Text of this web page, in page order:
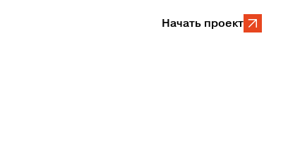
Начать проект